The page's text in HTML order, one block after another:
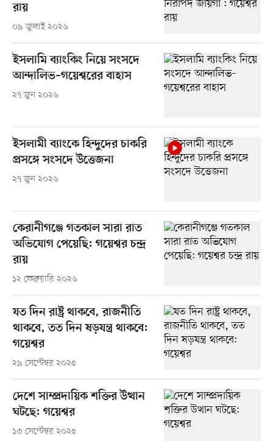
রায়
০৯ জুলাই ২০২৬
ইসলামি ব্যাংকিং নিয়ে সংসদে
আন্দালিভ–গয়েশ্বরের বাহাস
২৭ জুন ২০২৬
ইসলামী ব্যাংকে হিন্দুদের চাকরি
প্রসঙ্গে সংসদে উত্তেজনা
২৭ জুন ২০২৬
কেরানীগঞ্জে গতকাল সারা রাত
অভিযোগ পেয়েছি: গয়েশ্বর চন্দ্র
রায়
১২ ফেব্রুয়ারি ২০২৬
যত দিন রাষ্ট্র থাকবে, রাজনীতি
থাকবে, তত দিন ষড়যন্ত্র থাকবে:
গয়েশ্বর
২৯ সেপ্টেম্বর ২০২৫
দেশে সাম্প্রদায়িক শক্তির উত্থান
ঘটছে: গয়েশ্বর
১৩ সেপ্টেম্বর ২০২৫